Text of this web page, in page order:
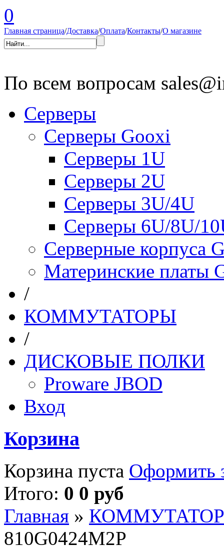
0
Главная страница/Доставка/Оплата/Контакты/О магазине
По всем вопросам
Серверы
Серверы Gooxi
Серверы 1U
Серверы 2U
Серверы 3U/4U
Серверы 6U/8U/
Серверные корпуса
Материнские платы
/
КОММУТАТОРЫ
/
ДИСКОВЫЕ ПОЛКИ
Proware JBOD
Вход
Корзина
Корзина пуста Оформить
Итого: 0 0 руб
Главная »
810G0424M2P